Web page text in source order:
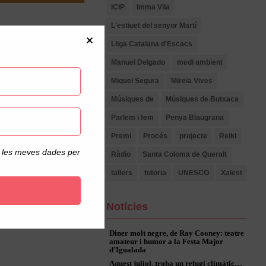
meves dades per
Ens explica:
olis i, més tard,
la reconeguda
La pintura ha
llum, experimentar
sempre són
ICIP Imma Vila
L'estiuet del senyor Martí
Lliga Catalana d'Escacs
Manuel Delgado medi ambient
Miquel Segura Mireia Vives
Músiques de Músiques de Butxaca
Parlem i fem Penya Blaugrana
Premi Procés projecte Reiki
Ràdio Santa Coloma de Queralt
tallers tutoria UNESCO Xalest
Notícies
Diner molt negre, de Ray Cooney: teatre
amateur i humor a la Festa Major
d’Igualada
Aquest juliol, troba un refugi climàtic…